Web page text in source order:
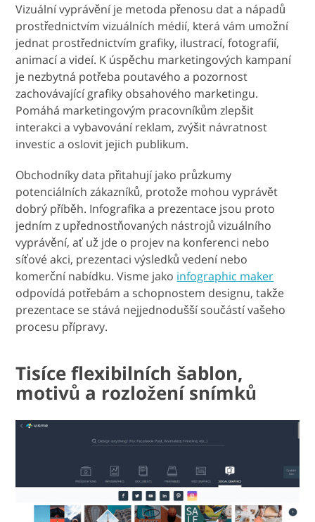
Vizuální vyprávění je metoda přenosu dat a nápadů
prostřednictvím vizuálních médií, která vám umožní
jednat prostřednictvím grafiky, ilustrací, fotografií,
animací a videí. K úspěchu marketingových kampaní
je nezbytná potřeba poutavého a pozornost
zachovávající grafiky obsahového marketingu.
Pomáhá marketingovým pracovníkům zlepšit
interakci a vybavování reklam, zvýšit návratnost
investic a oslovit jejich publikum.
Obchodníky data přitahují jako průzkumy
potenciálních zákazníků, protože mohou vyprávět
dobrý příběh. Infografika a prezentace jsou proto
jedním z upřednostňovaných nástrojů vizuálního
vyprávění, ať už jde o projev na konferenci nebo
síťové akci, prezentaci výsledků vedení nebo
komerční nabídku. Visme jako infographic maker
odpovídá potřebám a schopnostem designu, takže
prezentace se stává nejjednodušší součástí vašeho
procesu přípravy.
Tisíce flexibilních šablon,
motivů a rozložení snímků